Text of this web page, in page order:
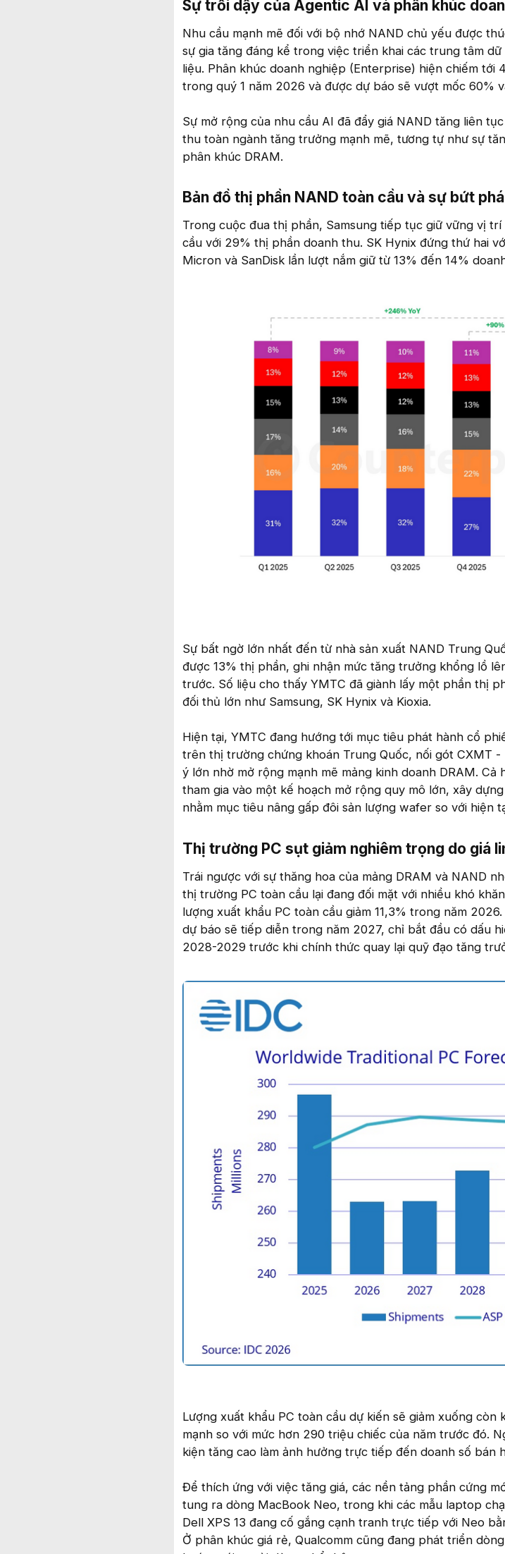
Sự trỗi dậy của Agentic AI và phân khúc
Nhu cầu mạnh mẽ đối với bộ nhớ NAND chủ yếu được
sự gia tăng đáng kể trong việc triển khai các trung tâm
liệu. Phân khúc doanh nghiệp (Enterprise) hiện chiếm tới
trong quý 1 năm 2026 và được dự báo sẽ vượt mốc 60%
Sự mở rộng của nhu cầu AI đã đẩy giá NAND tăng liên
thu toàn ngành tăng trưởng mạnh mẽ, tương tự như sự
phân khúc DRAM.
Bản đồ thị phần NAND toàn cầu và sự bứt
Trong cuộc đua thị phần, Samsung tiếp tục giữ vững vị
cầu với 29% thị phần doanh thu. SK Hynix đứng thứ hai
Micron và SanDisk lần lượt nắm giữ từ 13% đến 14%
Sự bất ngờ lớn nhất đến từ nhà sản xuất NAND Trung
được 13% thị phần, ghi nhận mức tăng trưởng khổng lồ
trước. Số liệu cho thấy YMTC đã giành lấy một phần thị
đối thủ lớn như Samsung, SK Hynix và Kioxia.
Hiện tại, YMTC đang hướng tới mục tiêu phát hành cổ
trên thị trường chứng khoán Trung Quốc, nối gót CXMT
ý lớn nhờ mở rộng mạnh mẽ mảng kinh doanh DRAM. Cả
tham gia vào một kế hoạch mở rộng quy mô lớn, xây
nhằm mục tiêu nâng gấp đôi sản lượng wafer so với hiện
Thị trường PC sụt giảm nghiêm trọng do giá
Trái ngược với sự thăng hoa của mảng DRAM và NAND
thị trường PC toàn cầu lại đang đối mặt với nhiều khó
lượng xuất khẩu PC toàn cầu giảm 11,3% trong năm
dự báo sẽ tiếp diễn trong năm 2027, chỉ bắt đầu có dấu
2028-2029 trước khi chính thức quay lại quỹ đạo tăng
Lượng xuất khẩu PC toàn cầu dự kiến sẽ giảm xuống còn
mạnh so với mức hơn 290 triệu chiếc của năm trước đó.
kiện tăng cao làm ảnh hưởng trực tiếp đến doanh số bán
Để thích ứng với việc tăng giá, các nền tảng phần cứng
tung ra dòng MacBook Neo, trong khi các mẫu laptop
Dell XPS 13 đang cố gắng cạnh tranh trực tiếp với Neo
Ở phân khúc giá rẻ, Qualcomm cũng đang phát triển